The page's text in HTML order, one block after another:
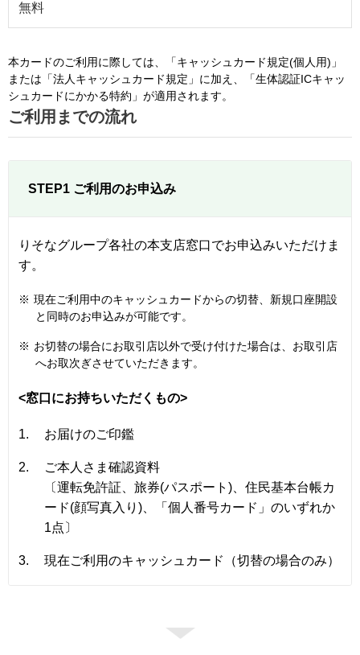
無料
本カードのご利用に際しては、「キャッシュカード規定(個人用)」
または「法人キャッシュカード規定」に加え、「生体認証ICキャッ
シュカードにかかる特約」が適用されます。
ご利用までの流れ
STEP1 ご利用のお申込み
りそなグループ各社の本支店窓口でお申込みいただけま
す。
※ 現在ご利用中のキャッシュカードからの切替、新規口座開設
と同時のお申込みが可能です。
※ お切替の場合にお取引店以外で受け付けた場合は、お取引店
へお取次ぎさせていただきます。
<窓口にお持ちいただくもの>
1. お届けのご印鑑
2.
ご本人さま確認資料
〔運転免許証、旅券(パスポート)、住民基本台帳カ
ード(顔写真入り)、「個人番号カード」のいずれか
1点〕
3. 現在ご利用のキャッシュカード（切替の場合のみ）